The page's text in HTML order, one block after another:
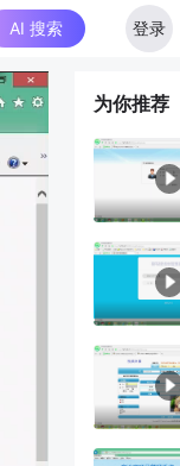
AI 搜索 登录
为你推荐